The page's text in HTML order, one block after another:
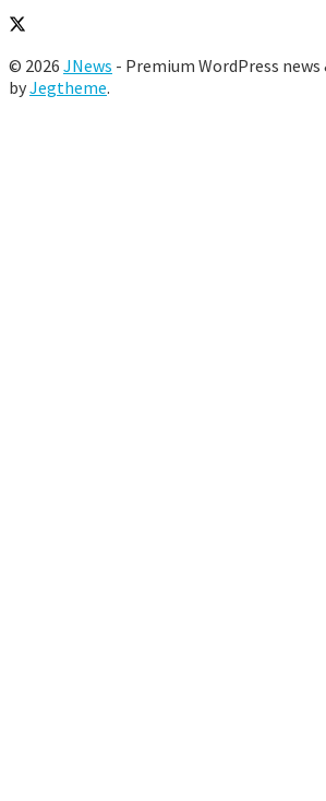
© 2026 JNews - Premium WordPress
byJegtheme.